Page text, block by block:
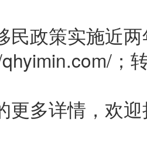
民政策实施近
；
更多详情，欢